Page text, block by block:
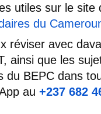
utiles sur le site
du
réviser avec
ainsi que les
du BEPC dans
au +237 682